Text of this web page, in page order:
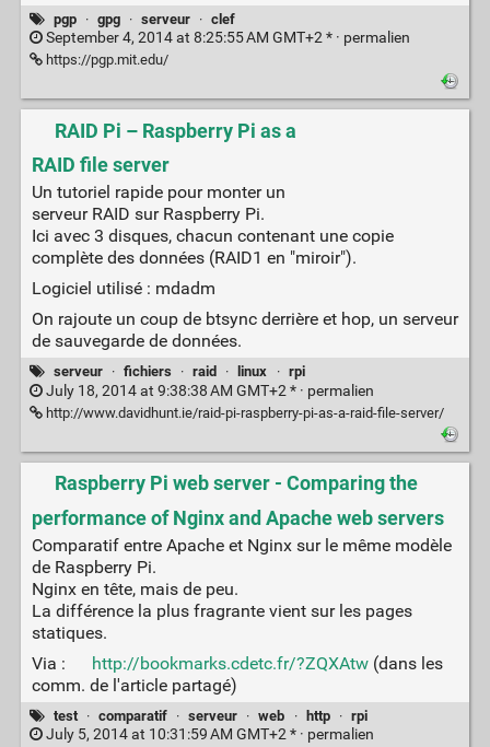
pgp · gpg · serveur · clef
September 4, 2014 at 8:25:55 AM GMT+2 * · permalien
https://pgp.mit.edu/
RAID Pi – Raspberry Pi as a
RAID file server
Un tutoriel rapide pour monter un
serveur RAID sur Raspberry Pi.
Ici avec 3 disques, chacun contenant une copie
complète des données (RAID1 en "miroir").
Logiciel utilisé : mdadm
On rajoute un coup de btsync derrière et hop, un serveur
de sauvegarde de données.
serveur · fichiers · raid · linux · rpi
July 18, 2014 at 9:38:38 AM GMT+2 * · permalien
http://www.davidhunt.ie/raid-pi-raspberry-pi-as-a-raid-file-server/
Raspberry Pi web server - Comparing the
performance of Nginx and Apache web servers
Comparatif entre Apache et Nginx sur le même modèle
de Raspberry Pi.
Nginx en tête, mais de peu.
La différence la plus fragrante vient sur les pages
statiques.
Via :
http://bookmarks.cdetc.fr/?ZQXAtw(dans les
comm. de l'article partagé)
test · comparatif · serveur · web · http · rpi
July 5, 2014 at 10:31:59 AM GMT+2 * · permalien